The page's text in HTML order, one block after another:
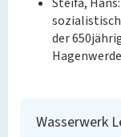
der
Wasserwerk